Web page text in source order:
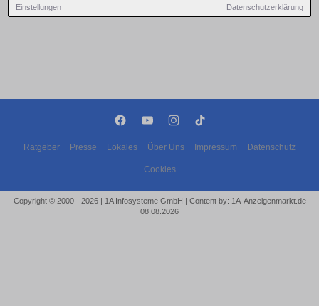
Einstellungen Datenschutzerklärung
Ratgeber Presse Lokales Über Uns Impressum Datenschutz
Cookies
Copyright © 2000 - 2026 | 1A Infosysteme GmbH | Content by: 1A-Anzeigenmarkt.de
08.08.2026